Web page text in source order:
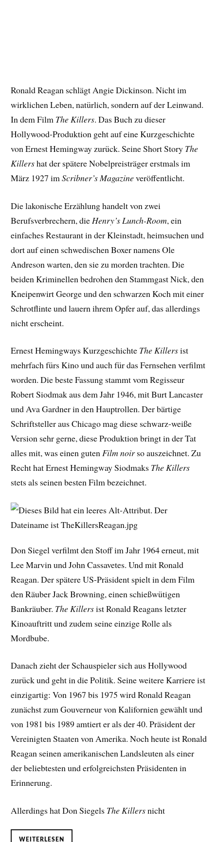
Ronald Reagan schlägt Angie Dickinson. Nicht im
wirklichen Leben, natürlich, sondern auf der Leinwand.
In dem Film The Killers. Das Buch zu dieser
Hollywood-Produktion geht auf eine Kurzgeschichte
von Ernest Hemingway zurück. Seine Short Story The
Killershat der spätere Nobelpreisträger erstmals im
März 1927 imScribner’s Magazineveröffentlicht.
Die lakonische Erzählung handelt von zwei
Berufsverbrechern, die Henry’s Lunch-Room, ein
einfaches Restaurant in der Kleinstadt, heimsuchen und
dort auf einen schwedischen Boxer namens Ole
Andreson warten, den sie zu morden trachten. Die
beiden Kriminellen bedrohen den Stammgast Nick, den
Kneipenwirt George und den schwarzen Koch mit einer
Schrotflinte und lauern ihrem Opfer auf, das allerdings
nicht erscheint.
Ernest Hemingways Kurzgeschichte The Killersist
mehrfach fürs Kino und auch für das Fernsehen verfilmt
worden. Die beste Fassung stammt vom Regisseur
Robert Siodmak aus dem Jahr 1946, mit Burt Lancaster
und Ava Gardner in den Hauptrollen. Der bärtige
Schriftsteller aus Chicago mag diese schwarz-weiße
Version sehr gerne, diese Produktion bringt in der Tat
alles mit, was einen gutenFilm noirso auszeichnet. Zu
Recht hat Ernest Hemingway Siodmaks The Killers
stets als seinen besten Film bezeichnet.
Don Siegel verfilmt den Stoff im Jahr 1964 erneut, mit
Lee Marvin und John Cassavetes. Und mit Ronald
Reagan. Der spätere US-Präsident spielt in dem Film
den Räuber Jack Browning, einen schießwütigen
Bankräuber. The Killersist Ronald Reagans letzter
Kinoauftritt und zudem seine einzige Rolle als
Mordbube.
Danach zieht der Schauspieler sich aus Hollywood
zurück und geht in die Politik. Seine weitere Karriere ist
einzigartig: Von 1967 bis 1975 wird Ronald Reagan
zunächst zum Gouverneur von Kalifornien gewählt und
von 1981 bis 1989 amtiert er als der 40. Präsident der
Vereinigten Staaten von Amerika. Noch heute ist Ronald
Reagan seinen amerikanischen Landsleuten als einer
der beliebtesten und erfolgreichsten Präsidenten in
Erinnerung.
Allerdings hat Don Siegels The Killersnicht
WEITERLESEN